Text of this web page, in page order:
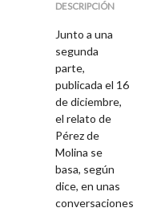
DESCRIPCIÓN
Junto a una
segunda
parte,
publicada el 16
de diciembre,
el relato de
Pérez de
Molina se
basa, según
dice, en unas
conversaciones